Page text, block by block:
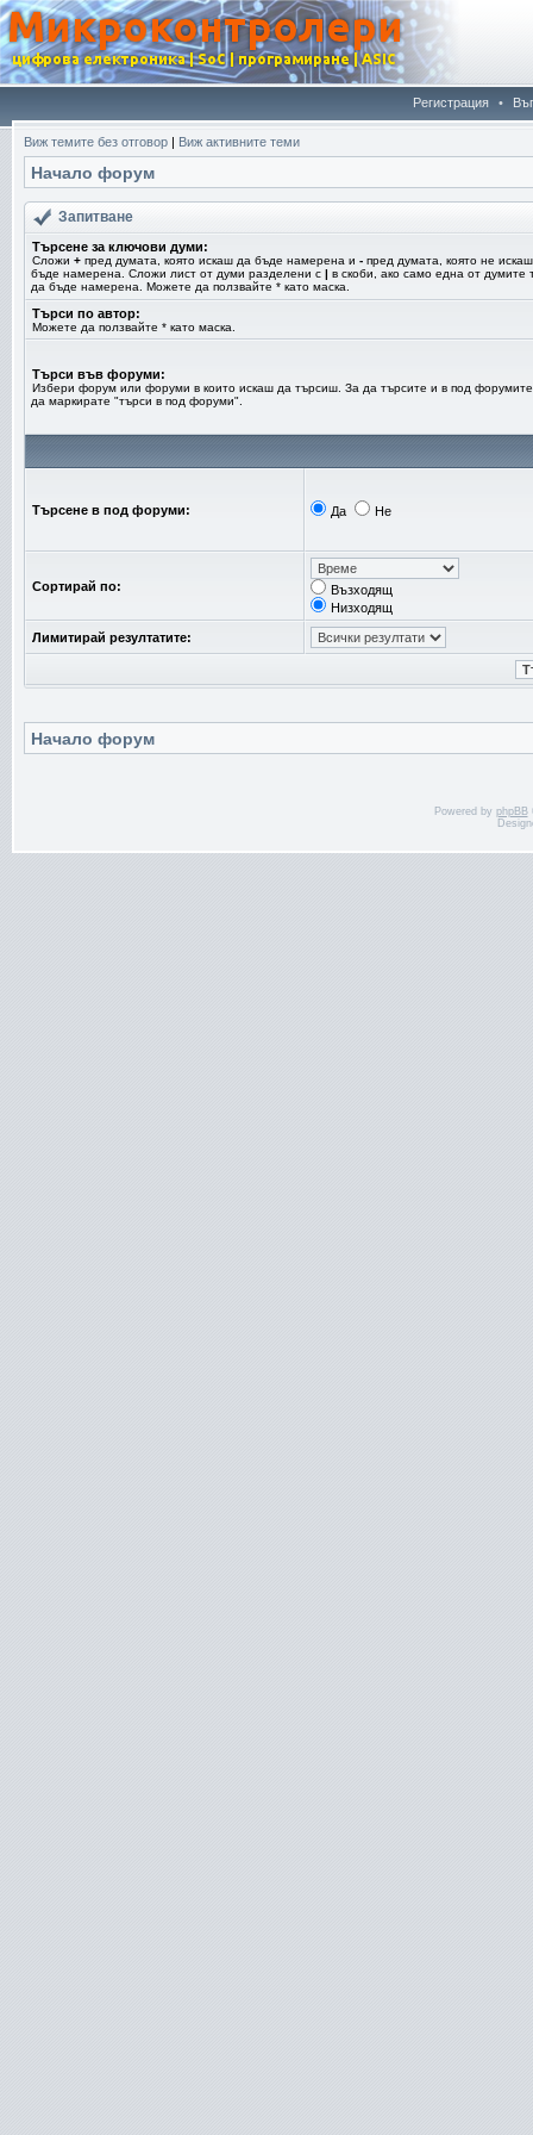
Регистрация •
Виж темите без отговор | Виж активните теми
Начало форум
Запитване
Търсене за ключови думи:
Сложи + пред думата, която искаш да бъде намерена и - пред думата, която не
бъде намерена. Сложи лист от думи разделени с | в скоби, ако само една от думите
да бъде намерена. Можете да ползвайте * като маска.
Търси по автор:
Можете да ползвайте * като маска.
Търси във форуми:
Избери форум или форуми в които искаш да търсиш. За да търсите и в под форумите
да маркирате "търси в под форуми".
Търсене в под форуми: Да Не
Сортирай по:
Възходящ
Низходящ
Лимитирай резултатите:
Начало форум
Powered by phpBB